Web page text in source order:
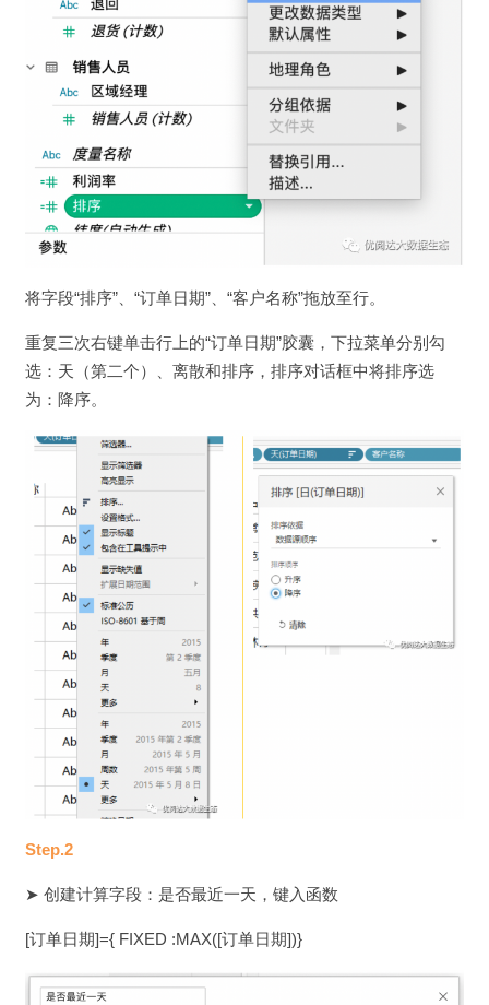
将字段“排序”、“订单日期”、“客户名称”拖放至行。
重复三次右键单击行上的“订单日期”胶囊，下拉菜单分别勾
选：天（第二个）、离散和排序，排序对话框中将排序选
为：降序。
Step.2
➤ 创建计算字段：是否最近一天，键入函数
[订单日期]={ FIXED :MAX([订单日期])}